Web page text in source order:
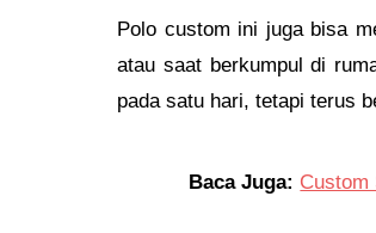
Polo custom ini juga bisa
atau saat berkumpul di
pada satu hari, tetapi terus
Baca Juga: Custom